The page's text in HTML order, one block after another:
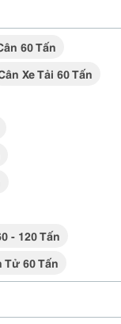
60 Tấn
Xe Tải 60 Tấn
- 120 Tấn
Tử 60 Tấn